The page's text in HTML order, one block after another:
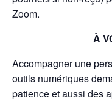
Zoom.
À
Accompagner une
outils numériques
patience et aussi des